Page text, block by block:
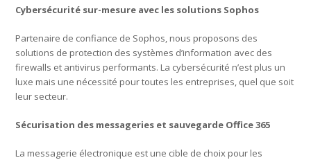
Cybersécurité sur-mesure avec les solutions Sophos
Partenaire de confiance de Sophos, nous proposons des
solutions de protection des systèmes d’information avec des
firewalls et antivirus performants. La cybersécurité n’est plus un
luxe mais une nécessité pour toutes les entreprises, quel que soit
leur secteur.
Sécurisation des messageries et sauvegarde Office 365
La messagerie électronique est une cible de choix pour les